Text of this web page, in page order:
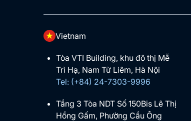
Vietnam
Tòa VTI Building, khu đô thị Mễ
Trì Hạ, Nam Từ Liêm, Hà Nội
Tel: (+84) 24-7303-9996
Tầng 3 Tòa NDT Số 150Bis Lê Thị
Hồng Gấm, Phường Cầu Ông